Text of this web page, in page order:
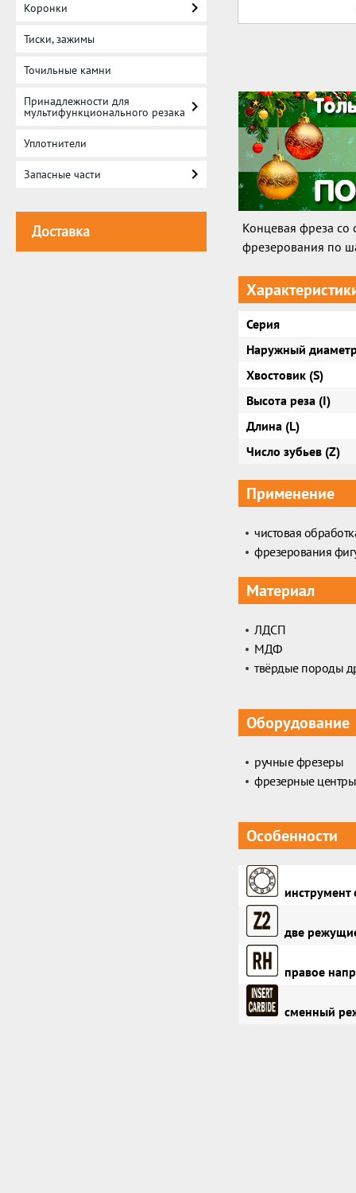
Коронки
Тиски, зажимы
Точильные камни
Принадлежности для
мультифункционального резака
Уплотнители
Запасные части
Доставка
Концевая фреза
фрезерования по
Серия
Наружный
Хвостовик (S)
Высота реза (I)
Длина (L)
Число зубьев (Z)
Применение
чистовая
фрезерования
Материал
ЛДСП
МДФ
твёрдые породы
Оборудование
ручные фрезеры
фрезерные
Особенности
две
правое
сменный